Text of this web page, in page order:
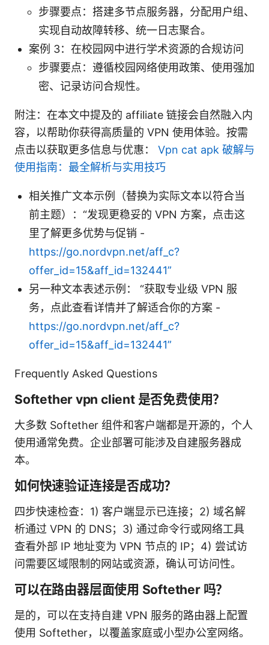
步骤要点：搭建多节点服务器，分配用户组、
实现自动故障转移、统一日志聚合。
案例 3：在校园网中进行学术资源的合规访问
步骤要点：遵循校园网络使用政策、使用强加
密、记录访问合规性。
附注：在本文中提及的 affiliate 链接会自然融入内
容，以帮助你获得高质量的 VPN 使用体验。按需
点击以获取更多信息与优惠： Vpn cat apk 破解与
使用指南：最全解析与实用技巧
相关推广文本示例（替换为实际文本以符合当
前主题）：“发现更稳妥的 VPN 方案，点击这
里了解更多优势与促销 -
https://go.nordvpn.net/aff_c?
offer_id=15&aff_id=132441”
另一种文本表述示例： “获取专业级 VPN 服
务，点此查看详情并了解适合你的方案 -
https://go.nordvpn.net/aff_c?
offer_id=15&aff_id=132441”
Frequently Asked Questions
Softether vpn client 是否免费使用？
大多数 Softether 组件和客户端都是开源的，个人
使用通常免费。企业部署可能涉及自建服务器成
本。
如何快速验证连接是否成功？
四步快速检查：1) 客户端显示已连接；2) 域名解
析通过 VPN 的 DNS；3) 通过命令行或网络工具
查看外部 IP 地址变为 VPN 节点的 IP；4) 尝试访
问需要区域限制的网站或资源，确认可访问性。
可以在路由器层面使用 Softether 吗？
是的，可以在支持自建 VPN 服务的路由器上配置
使用 Softether，以覆盖家庭或小型办公室网络。